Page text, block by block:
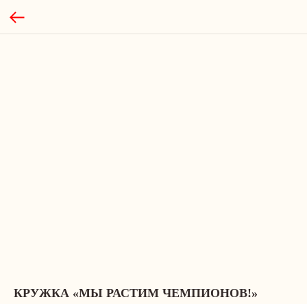
КРУЖКА «МЫ РАСТИМ ЧЕМПИОНОВ!»